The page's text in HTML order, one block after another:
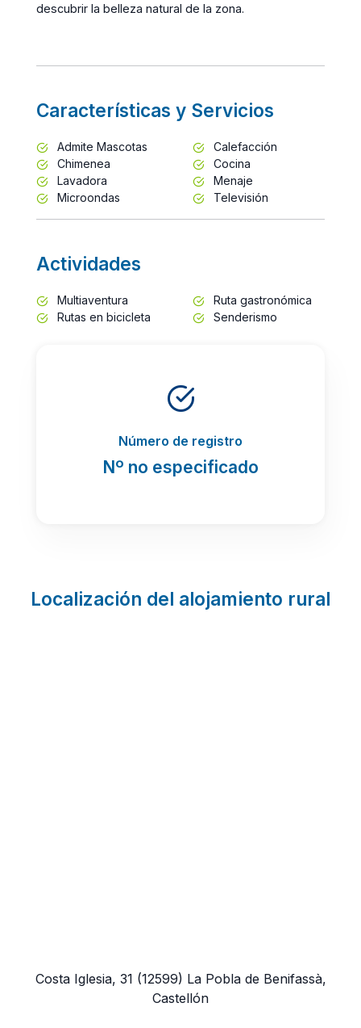
descubrir la belleza natural de la zona.
Características y Servicios
Admite Mascotas
Calefacción
Chimenea
Cocina
Lavadora
Menaje
Microondas
Televisión
Actividades
Multiaventura
Ruta gastronómica
Rutas en bicicleta
Senderismo
Número de registro
Nº no especificado
Localización del alojamiento rural
Costa Iglesia, 31 (12599) La Pobla de Benifassà,
Castellón